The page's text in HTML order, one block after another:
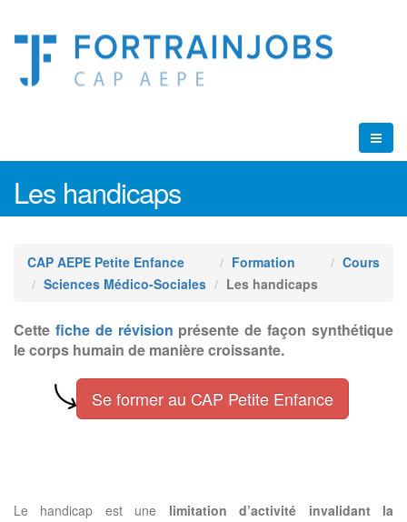
Les handicaps
CAP AEPE Petite Enfance Formation
Cours
Sciences Médico-Sociales
Les handicaps
Cette fiche de révision présente de façon synthétique
le corps humain de manière croissante.
Se former au CAP Petite Enfance
Le handicap est une limitation d’activité invalidant la